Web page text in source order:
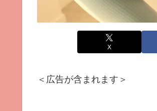
X
＜広告が含まれます＞